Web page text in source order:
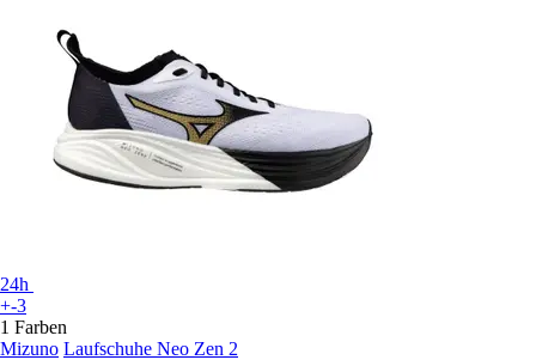
24h
+-3
1 Farben
Mizuno Laufschuhe Neo Zen 2